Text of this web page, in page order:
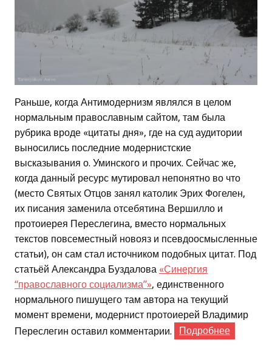
Раньше, когда Антимодернизм являлся в целом
нормальным православным сайтом, там была
рубрика вроде «цитаты дня», где на суд аудитории
выносились последние модернистские
высказывания о. Уминского и прочих. Сейчас же,
когда данный ресурс мутировал непонятно во что
(место Святых Отцов занял католик Эрих Фогелен,
их писания заменила отсебятина Вершилло и
протоиерея Переслегина, вместо нормальных
текстов повсеместный новояз и псевдоосмысленные
статьи), он сам стал источником подобных цитат. Под
статьёй Александра Буздалова «Синергия
“православного социализма”», единственного
нормального пишущего там автора на текущий
момент времени, модернист протоиерей Владимир
Переслегин оставил комментарии.
Подробнее